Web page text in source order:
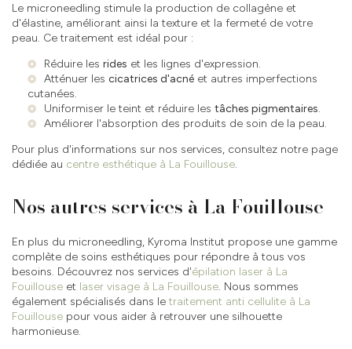
Le microneedling stimule la production de collagène et
d'élastine, améliorant ainsi la texture et la fermeté de votre
peau. Ce traitement est idéal pour :
Réduire les rides et les lignes d'expression.
Atténuer les cicatrices d'acné et autres imperfections
cutanées.
Uniformiser le teint et réduire les tâches pigmentaires.
Améliorer l'absorption des produits de soin de la peau.
Pour plus d'informations sur nos services, consultez notre page
dédiée au centre esthétique à La Fouillouse.
Nos autres services à La Fouillouse
En plus du microneedling, Kyroma Institut propose une gamme
complète de soins esthétiques pour répondre à tous vos
besoins. Découvrez nos services d'épilation laser à La
Fouillouse et laser visage à La Fouillouse. Nous sommes
également spécialisés dans le traitement anti cellulite à La
Fouillouse pour vous aider à retrouver une silhouette
harmonieuse.